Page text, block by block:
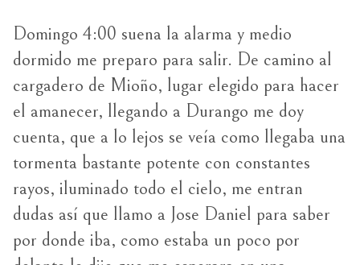
Domingo 4:00 suena la alarma y medio
dormido me preparo para salir. De camino al
cargadero de Mioño, lugar elegido para hacer
el amanecer, llegando a Durango me doy
cuenta, que a lo lejos se veía como llegaba una
tormenta bastante potente con constantes
rayos, iluminado todo el cielo, me entran
dudas así que llamo a Jose Daniel para saber
por donde iba, como estaba un poco por